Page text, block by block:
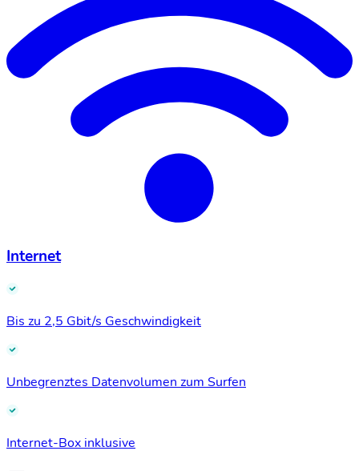
Internet
Bis zu 2,5 Gbit/s Geschwindigkeit
Unbegrenztes Datenvolumen zum Surfen
Internet-Box inklusive